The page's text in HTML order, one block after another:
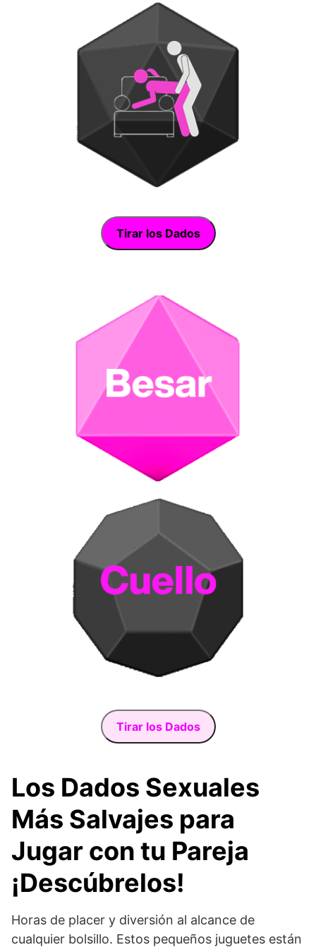
Tirar los Dados
Tirar los Dados
Los Dados Sexuales
Más Salvajes para
Jugar con tu Pareja
¡Descúbrelos!
Horas de placer y diversión al alcance de
cualquier bolsillo. Estos pequeños juguetes están